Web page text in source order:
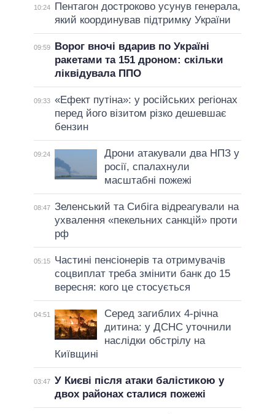
10:24
Пентагон достроково усунув генерала,
який координував підтримку України
09:59
Ворог вночі вдарив по Україні
ракетами та 151 дроном: скільки
ліквідувала ППО
09:33 «Ефект путіна»: у російських регіонах
перед його візитом різко дешевшає
бензин
09:24
Дрони атакували два НПЗ у
росії, спалахнули
масштабні пожежі
08:47 Зеленський та Сибіга відреагували на
ухвалення «пекельних санкцій» проти
рф
05:15
Частині пенсіонерів та отримувачів
соцвиплат треба змінити банк до 15
вересня: кого це стосується
04:51
Серед загиблих 4-річна
дитина: у ДСНС уточнили
наслідки обстрілу на
Київщині
03:47 У Києві після атаки балістикою у
двох районах сталися пожежі